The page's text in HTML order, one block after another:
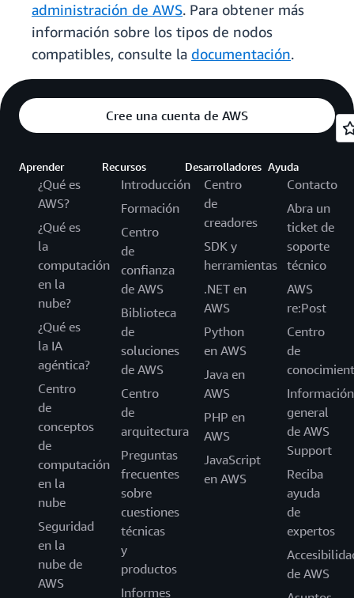
administración de AWS. Para obtener más
información sobre los tipos de nodos
compatibles, consulte la documentación.
Cree una cuenta de AWS
Aprender
¿Qué es
AWS?
¿Qué es
la
computación
en la
nube?
¿Qué es
la IA
agéntica?
Centro
de
conceptos
de
computación
en la
nube
Seguridad
en la
nube de
AWS
Recursos
Introducción
Formación
Centro
de
confianza
de AWS
Biblioteca
de
soluciones
de AWS
Centro
de
arquitectura
Preguntas
frecuentes
sobre
cuestiones
técnicas
y
productos
Informes
Desarrolladores
Centro
de
creadores
SDK y
herramientas
.NET en
AWS
Python
en AWS
Java en
AWS
PHP en
AWS
JavaScript
en AWS
Ayuda
Contacto
Abra un
ticket de
soporte
técnico
AWS
re:Post
Centro
de
Información
general
de AWS
Support
Reciba
ayuda
de
expertos
de AWS